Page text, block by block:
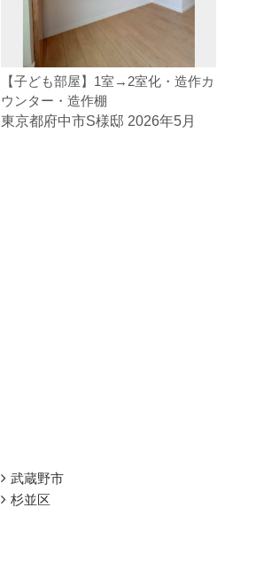
【子ども部屋】1室→2室化・造作カ
ウンター・造作棚
東京都府中市S様邸 2026年5月
武蔵野市
杉並区